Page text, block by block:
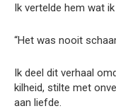
Ik vertelde hem wat
“Het was nooit
Ik deel dit verhaal
kilheid, stilte met
aan liefde.